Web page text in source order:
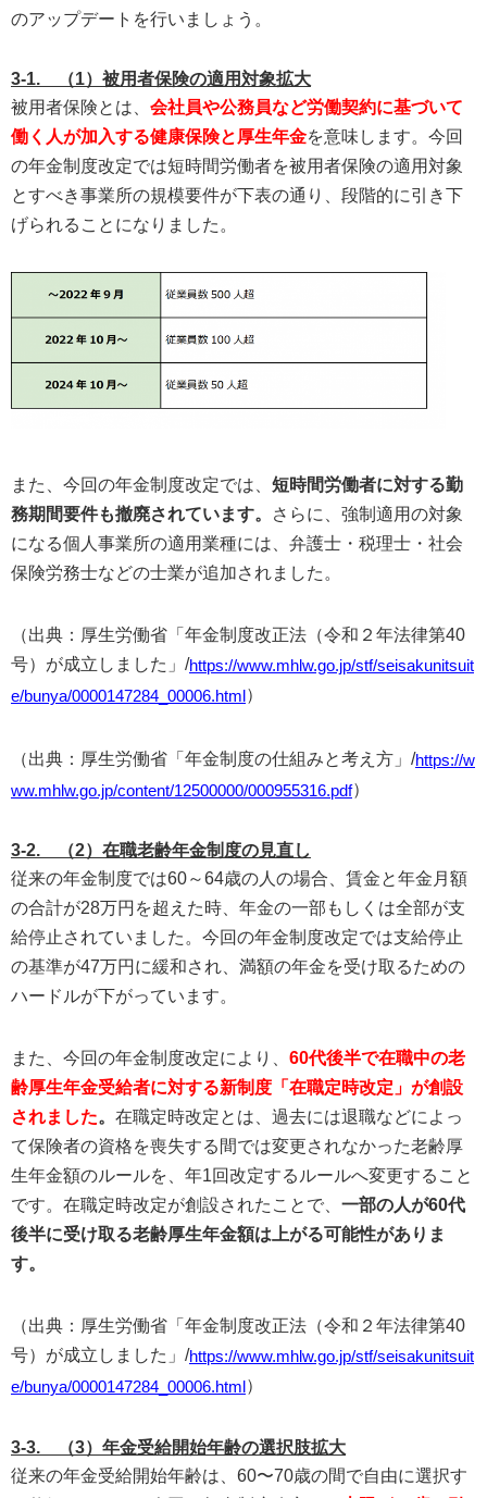
のアップデートを行いましょう。
3-1. （1）被用者保険の適用対象拡大
被用者保険とは、 会社員や公務員など労働契約に基づいて
働く人が加入する健康保険と厚生年金を意味します。今回
の年金制度改定では短時間労働者を被用者保険の適用対象
とすべき事業所の規模要件が下表の通り、段階的に引き下
げられることになりました。
また、今回の年金制度改定では、 短時間労働者に対する勤
務期間要件も撤廃されています。
さらに、強制適用の対象
になる個人事業所の適用業種には、弁護士・税理士・社会
保険労務士などの士業が追加されました。
（出典：厚生労働省「年金制度改正法（令和２年法律第40
号）が成立しました」/https://www.mhlw.go.jp/stf/seisakunitsuit
e/bunya/0000147284_00006.html ）
（出典：厚生労働省「年金制度の仕組みと考え方」/https://w
ww.mhlw.go.jp/content/12500000/000955316.pdf）
3-2. （2）在職老齢年金制度の見直し
従来の年金制度では60～64歳の人の場合、賃金と年金月額
の合計が28万円を超えた時、年金の一部もしくは全部が支
給停止されていました。今回の年金制度改定では支給停止
の基準が47万円に緩和され、満額の年金を受け取るための
ハードルが下がっています。
また、今回の年金制度改定により、 60代後半で在職中の老
齢厚生年金受給者に対する新制度「在職定時改定」が創設
されました。 在職定時改定とは、過去には退職などによっ
て保険者の資格を喪失する間では変更されなかった老齢厚
生年金額のルールを、年1回改定するルールへ変更すること
です。在職定時改定が創設されたことで、 一部の人が60代
後半に受け取る老齢厚生年金額は上がる可能性がありま
す。
（出典：厚生労働省「年金制度改正法（令和２年法律第40
号）が成立しました」/https://www.mhlw.go.jp/stf/seisakunitsuit
e/bunya/0000147284_00006.html ）
3-3. （3）年金受給開始年齢の選択肢拡大
従来の年金受給開始年齢は、60〜70歳の間で自由に選択す